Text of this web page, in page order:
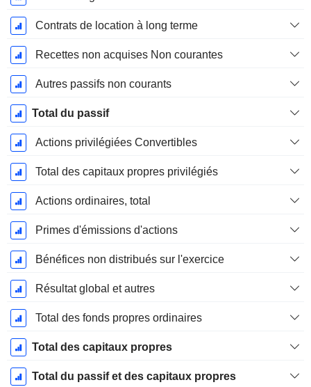
Contrats de location à long terme
Recettes non acquises Non courantes
Autres passifs non courants
Total du passif
Actions privilégiées Convertibles
Total des capitaux propres privilégiés
Actions ordinaires, total
Primes d'émissions d'actions
Bénéfices non distribués sur l'exercice
Résultat global et autres
Total des fonds propres ordinaires
Total des capitaux propres
Total du passif et des capitaux propres